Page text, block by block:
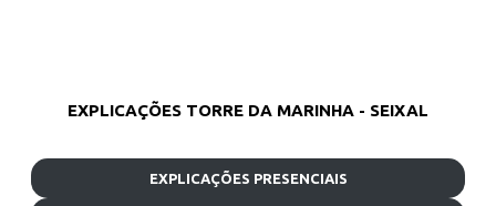
EXPLICAÇÕES TORRE DA MARINHA - SEIXAL
EXPLICAÇÕES PRESENCIAIS